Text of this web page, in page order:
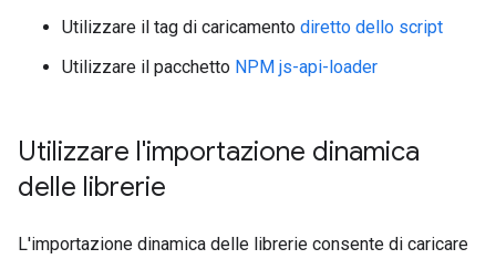
Utilizzare il tag di caricamento diretto dello script
Utilizzare il pacchetto NPM js-api-loader
Utilizzare l'importazione dinamica
delle librerie
L'importazione dinamica delle librerie consente di caricare